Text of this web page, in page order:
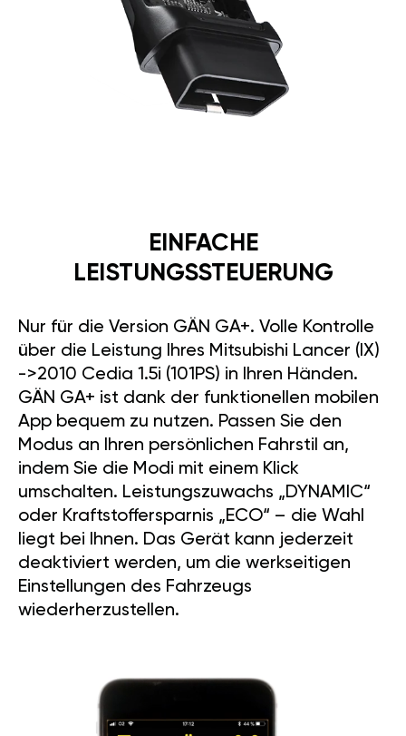
EINFACHE
LEISTUNGSSTEUERUNG
Nur für die Version GÄN GA+. Volle Kontrolle
über die Leistung Ihres Mitsubishi Lancer (IX)
->2010 Cedia 1.5i (101PS) in Ihren Händen.
GÄN GA+ ist dank der funktionellen mobilen
App bequem zu nutzen. Passen Sie den
Modus an Ihren persönlichen Fahrstil an,
indem Sie die Modi mit einem Klick
umschalten. Leistungszuwachs „DYNAMIC“
oder Kraftstoffersparnis „ECO“ – die Wahl
liegt bei Ihnen. Das Gerät kann jederzeit
deaktiviert werden, um die werkseitigen
Einstellungen des Fahrzeugs
wiederherzustellen.